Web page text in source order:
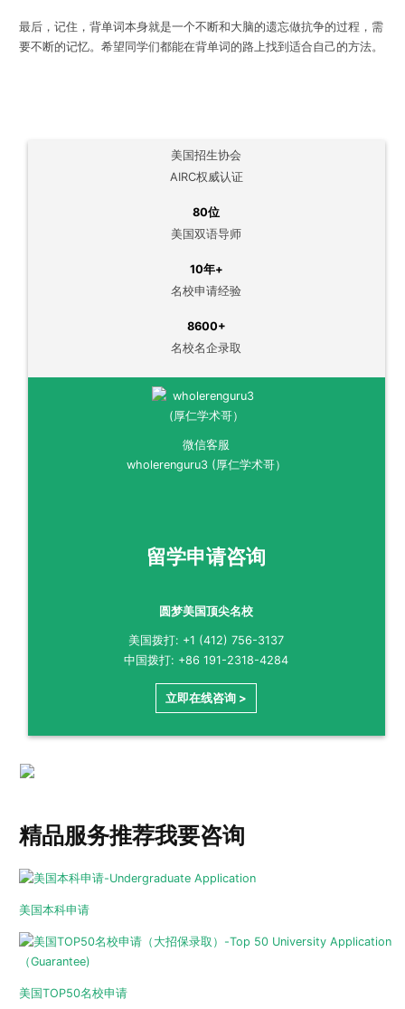
最后，记住，背单词本身就是一个不断和大脑的遗忘做抗争的过程，需
要不断的记忆。希望同学们都能在背单词的路上找到适合自己的方法。
美国招生协会
AIRC权威认证
80位
美国双语导师
10年+
名校申请经验
8600+
名校名企录取
微信客服
wholerenguru3 (厚仁学术哥）
留学申请咨询
圆梦美国顶尖名校
美国拨打: +1 (412) 756-3137
中国拨打: +86 191-2318-4284
立即在线咨询 >
精品服务推荐我要咨询
美国本科申请
美国TOP50名校申请